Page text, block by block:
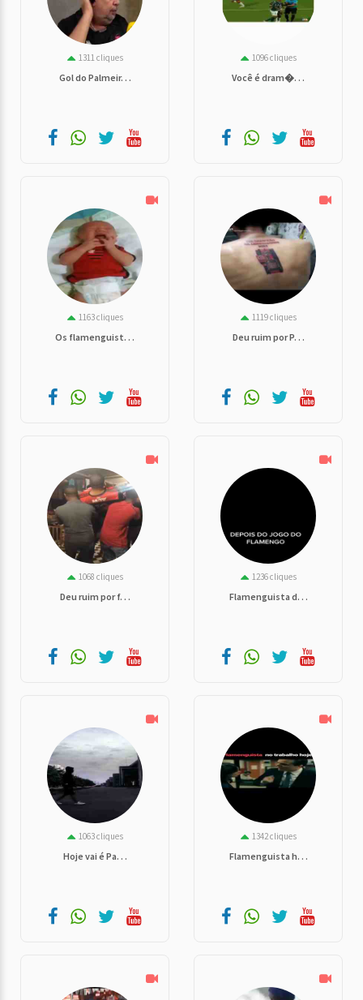
1311 cliques
Gol do Palmeir. . .
1096 cliques
Você é dram�. . .
1163 cliques
Os flamenguist. . .
1119 cliques
Deu ruim por P. . .
1068 cliques
Deu ruim por f. . .
1236 cliques
Flamenguista d. . .
1063 cliques
Hoje vai é Pa. . .
1342 cliques
Flamenguista h. . .